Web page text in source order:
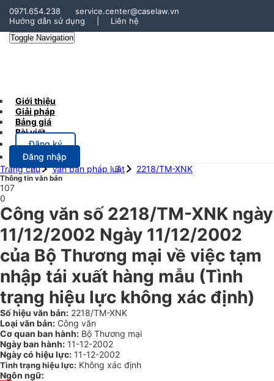
0971.654.238
service.center@caselaw.vn
Hướng dẫn sử dụng
Liên hệ
Toggle Navigation
Giới thiệu
Giải pháp
Bảng giá
Bài viết
Đăng ký
Đăng nhập
Trang chủ
Văn bản pháp luật 2218/TM-XNK
Thông tin văn bản
107
0
Công văn số 2218/TM-XNK ngày
11/12/2002 Ngày 11/12/2002
của Bộ Thương mại về việc tạm
nhập tái xuất hàng mẫu (Tình
trạng hiệu lực không xác định)
Số hiệu văn bản: 2218/TM-XNK
Loại văn bản: Công văn
Cơ quan ban hành: Bộ Thương mại
Ngày ban hành: 11-12-2002
Ngày có hiệu lực: 11-12-2002
Tình trạng hiệu lực: Không xác định
Ngôn ngữ: